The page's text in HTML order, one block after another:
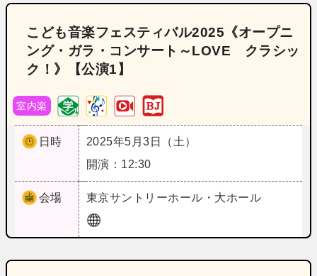
こども音楽フェスティバル2025《オープニ
ング・ガラ・コンサート～LOVE クラシッ
ク！》【公演1】
室内楽
日時
2025年5月3日（土）
開演：12:30
会場 東京サントリーホール・大ホール